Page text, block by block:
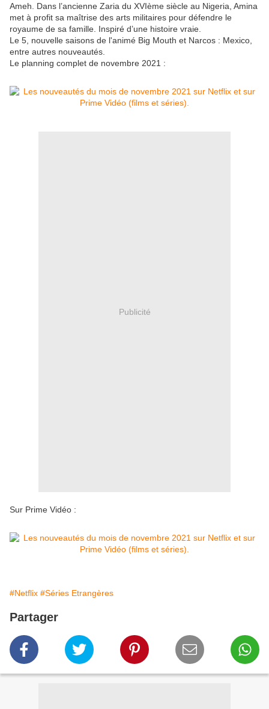
Ameh. Dans l’ancienne Zaria du XVIème siècle au Nigeria, Amina
met à profit sa maîtrise des arts militaires pour défendre le
royaume de sa famille. Inspiré d’une histoire vraie.
Le 5, nouvelle saisons de l'animé Big Mouth et Narcos : Mexico,
entre autres nouveautés.
Le planning complet de novembre 2021 :
Publicité
Sur Prime Vidéo :
#Netflix #Séries Etrangères
Partager